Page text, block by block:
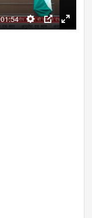
01:54
Settings
PIP
Enter